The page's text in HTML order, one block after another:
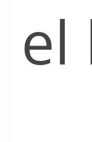
el